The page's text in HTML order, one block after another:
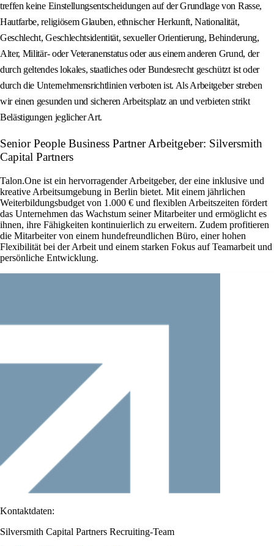
treffen keine Einstellungsentscheidungen auf der Grundlage von Rasse,
Hautfarbe, religiösem Glauben, ethnischer Herkunft, Nationalität,
Geschlecht, Geschlechtsidentität, sexueller Orientierung, Behinderung,
Alter, Militär- oder Veteranenstatus oder aus einem anderen Grund, der
durch geltendes lokales, staatliches oder Bundesrecht geschützt ist oder
durch die Unternehmensrichtlinien verboten ist. Als Arbeitgeber streben
wir einen gesunden und sicheren Arbeitsplatz an und verbieten strikt
Belästigungen jeglicher Art.
Senior People Business Partner Arbeitgeber: Silversmith
Capital Partners
Talon.One ist ein hervorragender Arbeitgeber, der eine inklusive und
kreative Arbeitsumgebung in Berlin bietet. Mit einem jährlichen
Weiterbildungsbudget von 1.000 € und flexiblen Arbeitszeiten fördert
das Unternehmen das Wachstum seiner Mitarbeiter und ermöglicht es
ihnen, ihre Fähigkeiten kontinuierlich zu erweitern. Zudem profitieren
die Mitarbeiter von einem hundefreundlichen Büro, einer hohen
Flexibilität bei der Arbeit und einem starken Fokus auf Teamarbeit und
persönliche Entwicklung.
Kontaktdaten:
Silversmith Capital Partners Recruiting-Team